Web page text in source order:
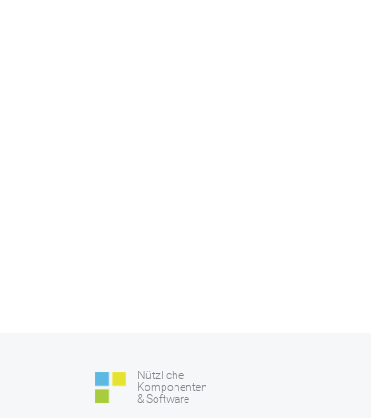
Nützliche
Komponenten
& Software